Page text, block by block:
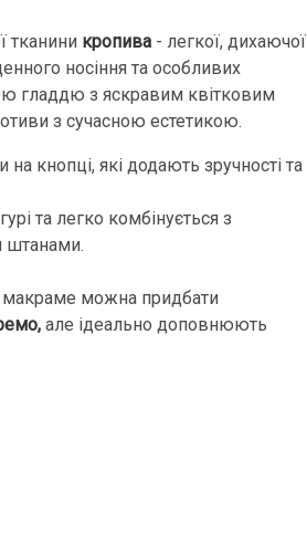
тканини кропива - легкої, дихаючої
носіння та особливих
гладдю з яскравим квітковим
з сучасною естетикою.
кнопці, які додають зручності та
та легко комбінується з
штанами.
можна придбати
але ідеально доповнюють